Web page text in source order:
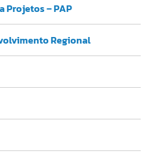
Projetos – PAP
Regional